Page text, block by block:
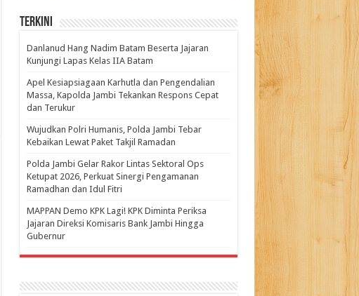
Terkini
Danlanud Hang Nadim Batam Beserta Jajaran
Kunjungi Lapas Kelas IIA Batam
Apel Kesiapsiagaan Karhutla dan Pengendalian
Massa, Kapolda Jambi Tekankan Respons Cepat
dan Terukur
Wujudkan Polri Humanis, Polda Jambi Tebar
Kebaikan Lewat Paket Takjil Ramadan
Polda Jambi Gelar Rakor Lintas Sektoral Ops
Ketupat 2026, Perkuat Sinergi Pengamanan
Ramadhan dan Idul Fitri
‎MAPPAN Demo KPK Lagi! KPK Diminta Periksa
Jajaran Direksi Komisaris Bank Jambi Hingga
Gubernur ‎